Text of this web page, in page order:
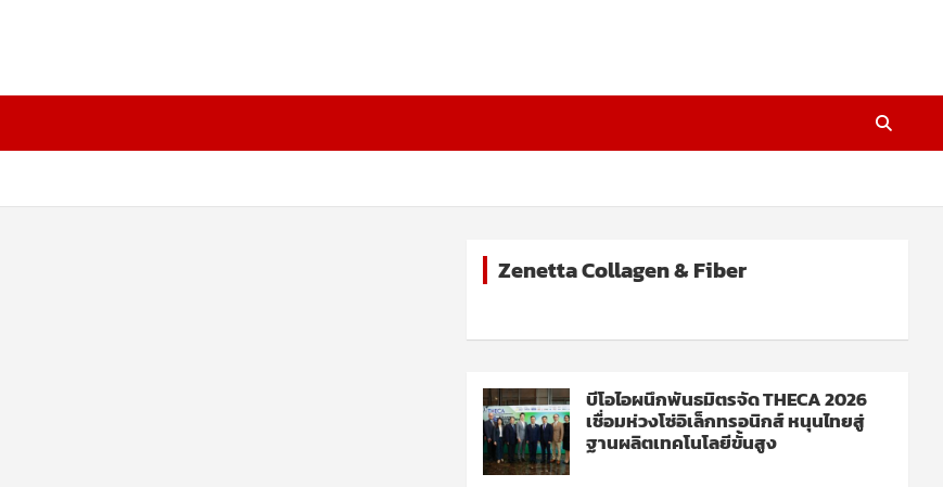
Zenetta Collagen & Fiber
บีโอไอผนึกพันธมิตรจัด THECA 2026
เชื่อมห่วงโซ่อิเล็กทรอนิกส์ หนุนไทยสู่
ฐานผลิตเทคโนโลยีขั้นสูง